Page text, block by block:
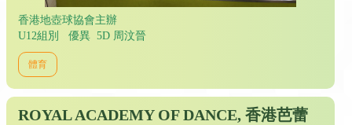
香港地壺球協會主辦
U12組別 優異 5D 周汶晉
體育
ROYAL ACADEMY OF DANCE, 香港芭蕾